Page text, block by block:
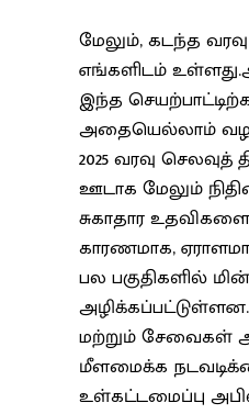
மேலும், கடந்த
எங்களிடம்
இந்த
அதையெல்லாம்
2025 வரவு
ஊடாக மேலும்
சுகாதார
காரணமாக,
பல பகுதிகளில்
மற்றும் சேவைகள்
மீளமைக்க
உள்கட்டமைப்பு